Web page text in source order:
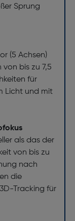
Sprung
(5 Achsen)
bis zu 7,5
für
Licht und mit
als das der
von bis zu
nach
die
Tracking für